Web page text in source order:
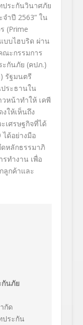
ประกันวินาศภัย
จำปี 2563” ใน
(Prime
บบไฮบริด ผ่าน
ณะกรรมการ
ะกันภัย (คปภ.)
รัฐมนตรี
ประธานใน
วหน้าทำให้ เคพี
ให้เห็นถึง
เศรษฐกิจที่ได้
ได้อย่างมือ
หลักธรรมาภิ
ทำงาน เพื่อ
ลูกค้าและ
กันภัย
กัด
ประกัน